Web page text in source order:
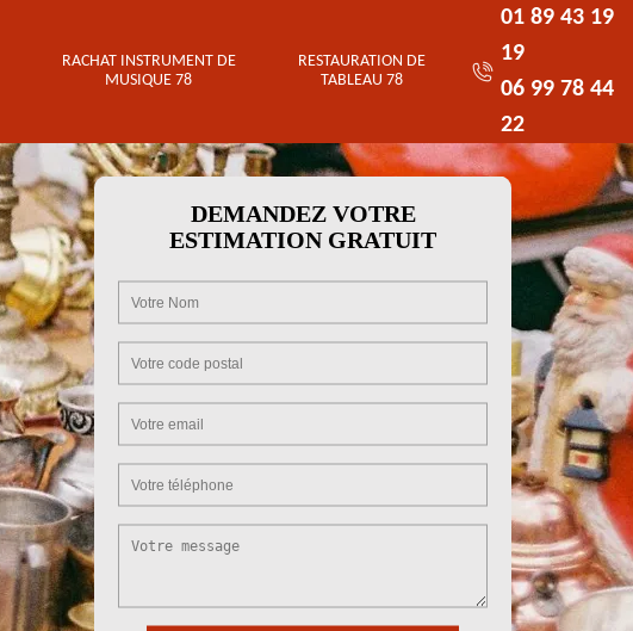
RACHAT INSTRUMENT DE
MUSIQUE 78
RESTAURATION DE
TABLEAU 78
01 89 43 19
19
06 99 78 44
22
DEMANDEZ VOTRE
ESTIMATION GRATUIT